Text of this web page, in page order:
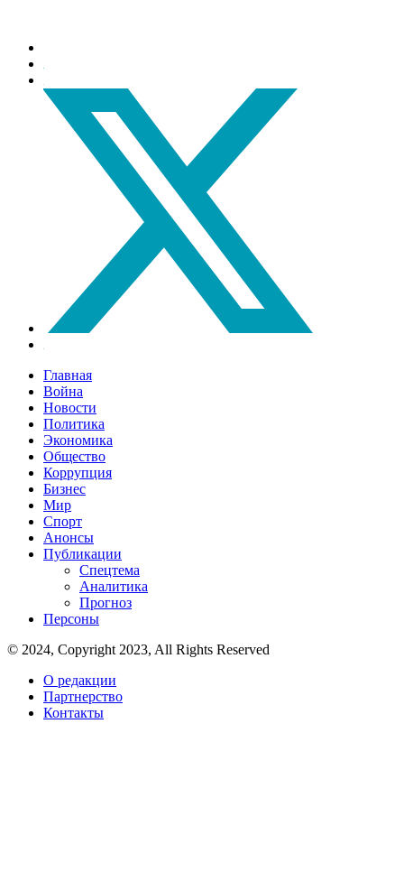
Главная
Война
Новости
Политика
Экономика
Общество
Коррупция
Бизнес
Мир
Спорт
Анонсы
Публикации
Спецтема
Аналитика
Прогноз
Персоны
© 2024, Copyright 2023, All Rights Reserved
О редакции
Партнерство
Контакты